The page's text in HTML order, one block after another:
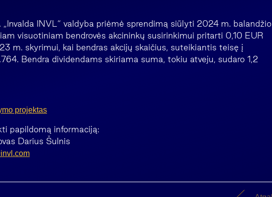
INVL“ valdyba priėmė sprendimą siūlyti 2024 m. balandžio
visuotiniam bendrovės akcininkų susirinkimui pritarti 0,10 EUR
m. skyrimui, kai bendras akcijų skaičius, suteikiantis teisę į
Bendra dividendams skiriama suma, tokiu atveju, sudaro 1,2
projektas
papildomą informaciją:
Darius Šulnis